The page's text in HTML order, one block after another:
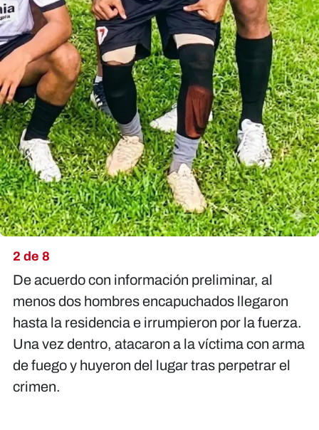
2 de 8
De acuerdo con información preliminar, al
menos dos hombres encapuchados llegaron
hasta la residencia e irrumpieron por la fuerza.
Una vez dentro, atacaron a la víctima con arma
de fuego y huyeron del lugar tras perpetrar el
crimen.